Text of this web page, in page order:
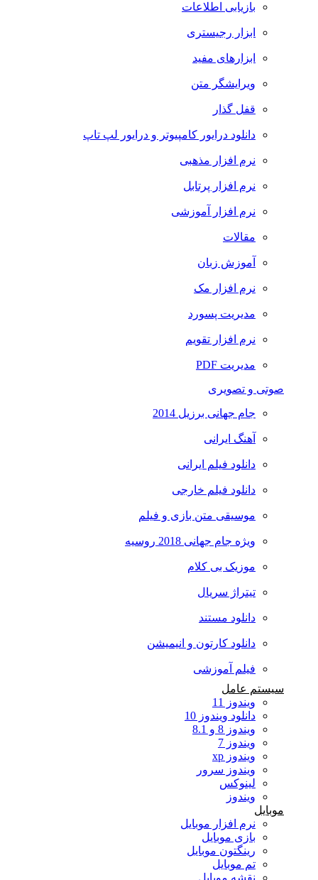
بازیابی اطلاعات
ابزار رجیستری
ابزارهای مفید
ویرایشگر متن
قفل گذار
دانلود درایور کامپیوتر و درایور لپ تاپ
نرم افزار مذهبی
نرم افزار پرتابل
نرم افزار آموزشی
مقالات
آموزش زبان
نرم افزار مک
مدیریت پسورد
نرم افزار تقویم
مدیریت PDF
صوتی و تصویری
جام جهانی برزیل 2014
آهنگ ایرانی
دانلود فیلم ایرانی
دانلود فیلم خارجی
موسیقی متن بازی و فیلم
ویژه جام جهانی 2018 روسیه
موزیک بی کلام
تیتراژ سریال
دانلود مستند
دانلود کارتون و انیمیشن
فیلم آموزشی
سیستم عامل
ویندوز 11
دانلود ویندوز 10
ویندوز 8 و 8.1
ویندوز 7
ویندوز xp
ویندوز سرور
لینوکس
ویندوز
نرم افزار موبایل
بازی موبایل
رینگتون موبایل
تم موبایل
نقشه موبایل